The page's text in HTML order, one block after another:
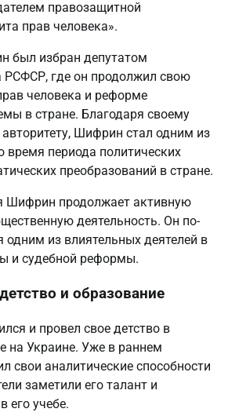
правозащитной
прав человека».
был избран депутатом
РСФСР, где он продолжил свою
человека и реформе
в стране. Благодаря своему
Шифрин стал одним из
время периода политических
преобразований в стране.
Шифрин продолжает активную
деятельность. Он по-
одним из влиятельных деятелей в
и судебной реформы.
и образование
и провел свое детство в
на Украине. Уже в раннем
свои аналитические способности
заметили его талант и
его учебе.